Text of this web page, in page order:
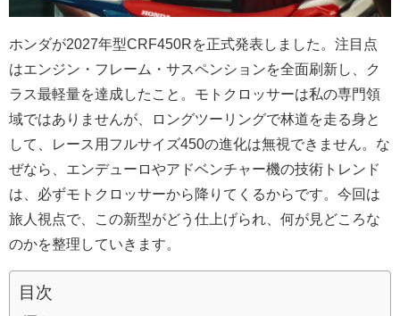
ホンダが2027年型CRF450Rを正式発表しました。注目点
はエンジン・フレーム・サスペンションを全面刷新し、ク
ラス最軽量を達成したこと。モトクロッサーは私の専門領
域ではありませんが、ロングツーリングで林道を走る身と
して、レース用フルサイズ450の進化は無視できません。な
ぜなら、エンデューロやアドベンチャー機の技術トレンド
は、必ずモトクロッサーから降りてくるからです。今回は
旅人視点で、この新型がどう仕上げられ、何が見どころな
のかを整理していきます。
目次